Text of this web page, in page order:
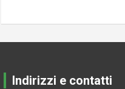
Indirizzi e contatti